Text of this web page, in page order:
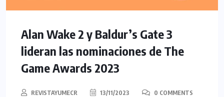
Alan Wake 2 y Baldur’s Gate 3
lideran las nominaciones de The
Game Awards 2023
REVISTAYUMECR 13/11/2023 0 COMMENTS